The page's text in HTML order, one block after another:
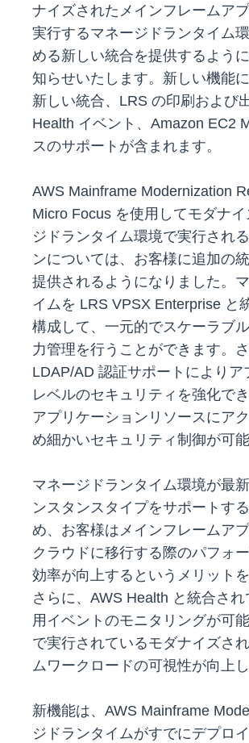
ナイズされたメインフレームア
実行するマネージドランタイム
める新しい統合を提供するよう
知らせいたします。新しい機能
新しい統合、LRS の印刷および
Health イベント、Amazon EC2
スのサポートが含まれます。
AWS Mainframe Modernization
Micro Focus を使用してモダナ
ジドランタイム環境で実行され
ンについては、お客様に追加の
提供されるようになりました。
イムを LRS VPSX Enterprise と
構成して、一元的でスケーラブ
力管理を行うことができます。さ
LDAP/AD 認証サポートによりア
レベルのセキュリティを強化で
アプリケーションリソースにア
め細かいセキュリティ制御が可
マネージドランタイム環境が最
ンスタンスタイプをサポートす
め、お客様はメインフレームア
クラウドに移行する際のパフォ
効率が向上するというメリット
さらに、AWS Health と統合さ
用イベントのモニタリングが可
で実行されているモダナイズさ
ムワークロードの可視性が向上し
新機能は、AWS Mainframe
ジドランタイムがすでにデプロ